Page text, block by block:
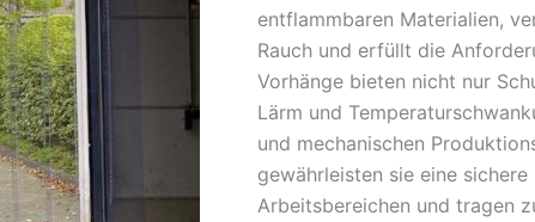
entflammbaren Materialien,
Rauch und erfüllt die
Vorhänge bieten nicht nur
Lärm und
und mechanischen
gewährleisten sie eine
Arbeitsbereichen und tragen